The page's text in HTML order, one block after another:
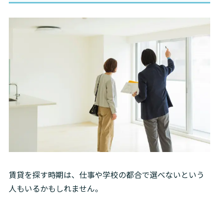
賃貸を探す時期は、仕事や学校の都合で選べないという
人もいるかもしれません。